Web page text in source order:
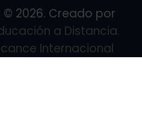
2026. Creado por
a Distancia.
Internacional